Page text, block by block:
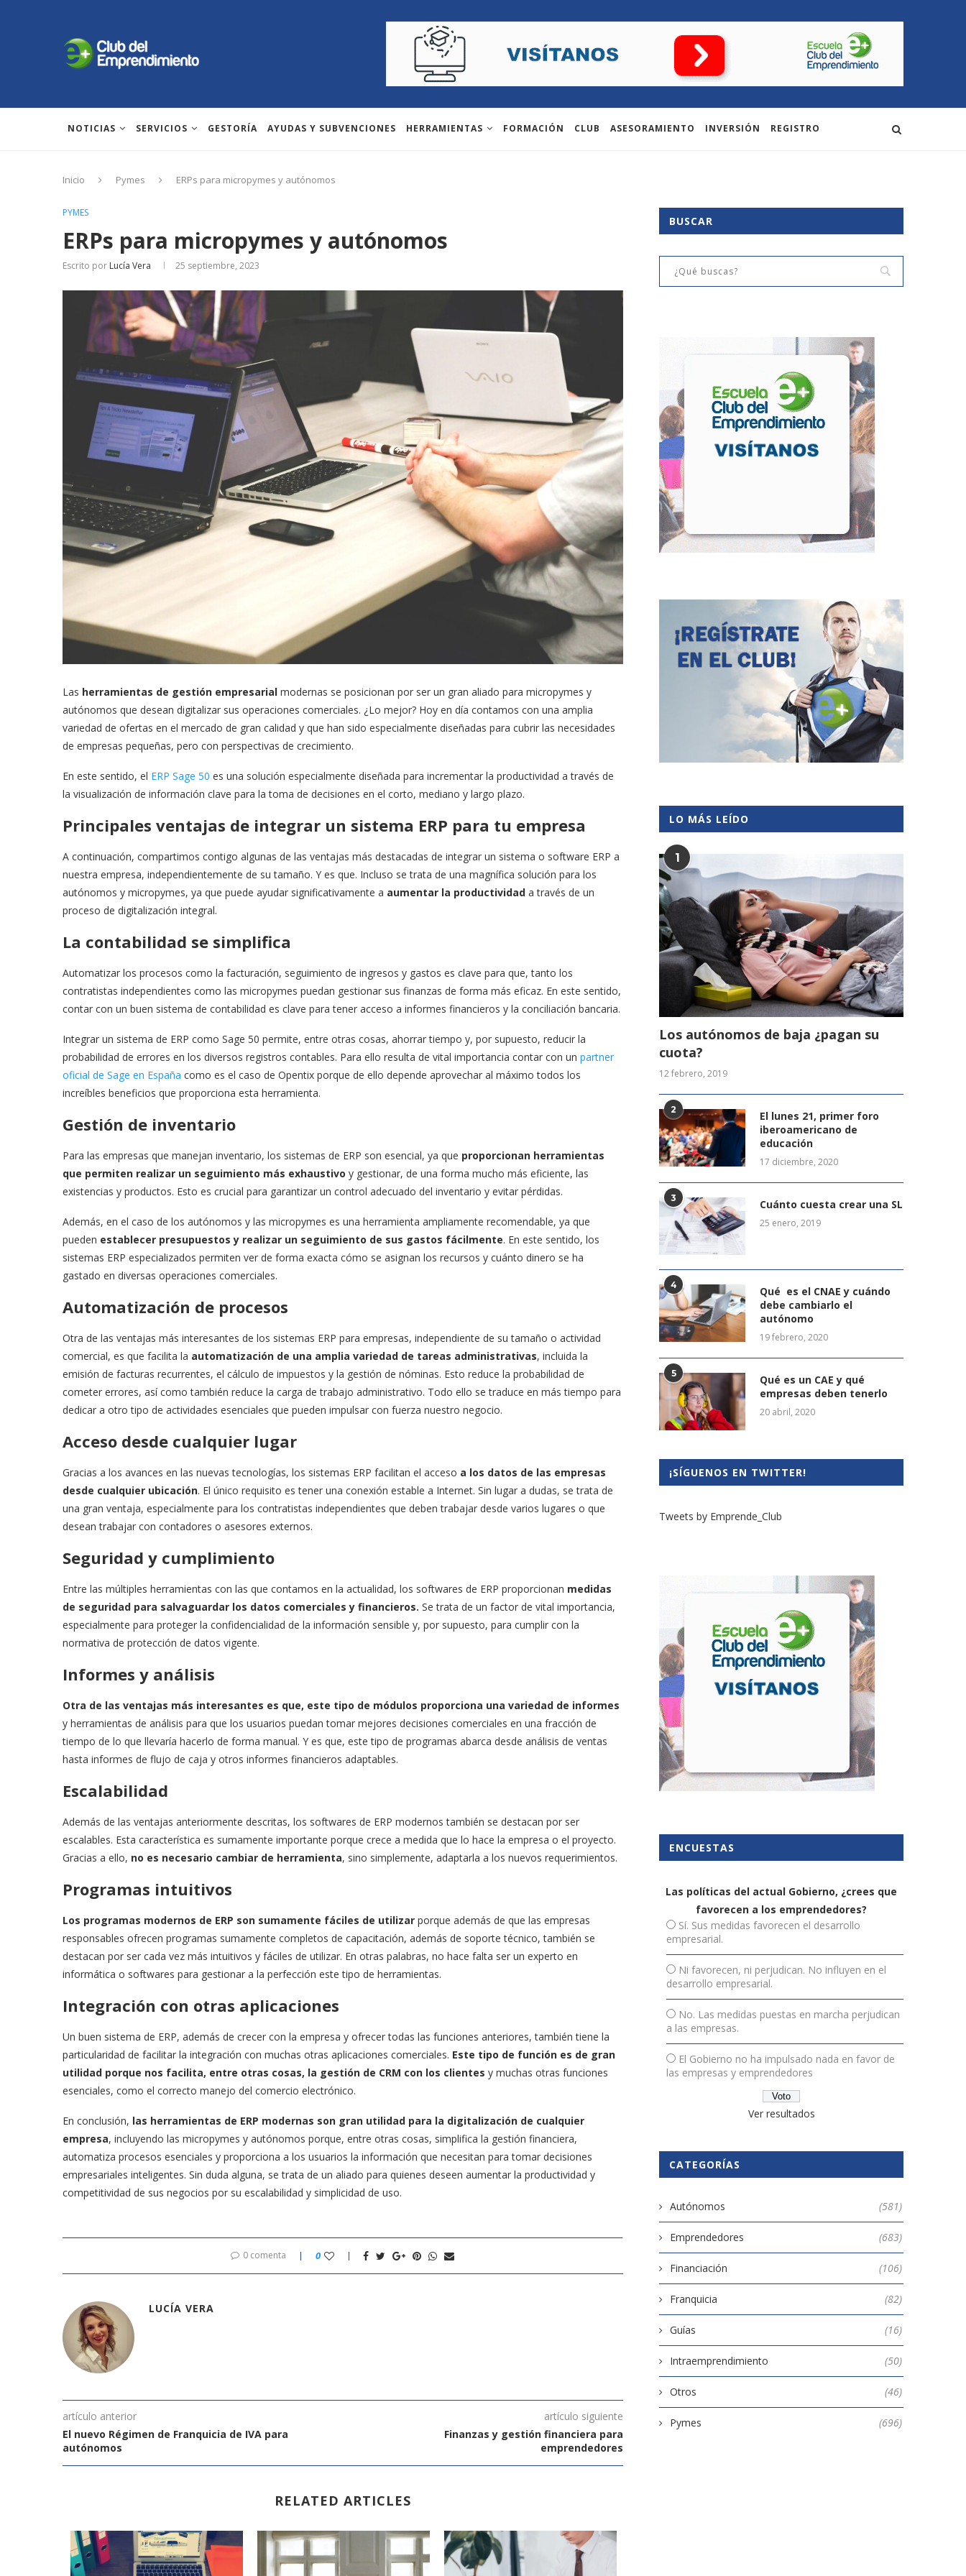
NOTICIAS SERVICIOS GESTORÍA AYUDAS Y SUBVENCIONES HERRAMIENTAS FORMACIÓN CLUB ASESORAMIENTO INVERSIÓN REGISTRO
Inicio Pymes ERPs para micropymes y autónomos
PYMES
ERPs para micropymes y autónomos
Escrito por Lucía Vera 25 septiembre, 2023
Las herramientas de gestión empresarial modernas se posicionan por ser un gran aliado para micropymes y
autónomos que desean digitalizar sus operaciones comerciales. ¿Lo mejor? Hoy en día contamos con una amplia
variedad de ofertas en el mercado de gran calidad y que han sido especialmente diseñadas para cubrir las necesidades
de empresas pequeñas, pero con perspectivas de crecimiento.
En este sentido, el ERP Sage 50 es una solución especialmente diseñada para incrementar la productividad a través de
la visualización de información clave para la toma de decisiones en el corto, mediano y largo plazo.
Principales ventajas de integrar un sistema ERP para tu empresa
A continuación, compartimos contigo algunas de las ventajas más destacadas de integrar un sistema o software ERP a
nuestra empresa, independientemente de su tamaño. Y es que. Incluso se trata de una magnífica solución para los
autónomos y micropymes, ya que puede ayudar significativamente a aumentar la productividad a través de un
proceso de digitalización integral.
La contabilidad se simplifica
Automatizar los procesos como la facturación, seguimiento de ingresos y gastos es clave para que, tanto los
contratistas independientes como las micropymes puedan gestionar sus finanzas de forma más eficaz. En este sentido,
contar con un buen sistema de contabilidad es clave para tener acceso a informes financieros y la conciliación bancaria.
Integrar un sistema de ERP como Sage 50 permite, entre otras cosas, ahorrar tiempo y, por supuesto, reducir la
probabilidad de errores en los diversos registros contables. Para ello resulta de vital importancia contar con un partner
oficial de Sage en España como es el caso de Opentix porque de ello depende aprovechar al máximo todos los
increíbles beneficios que proporciona esta herramienta.
Gestión de inventario
Para las empresas que manejan inventario, los sistemas de ERP son esencial, ya que proporcionan herramientas
que permiten realizar un seguimiento más exhaustivo y gestionar, de una forma mucho más eficiente, las
existencias y productos. Esto es crucial para garantizar un control adecuado del inventario y evitar pérdidas.
Además, en el caso de los autónomos y las micropymes es una herramienta ampliamente recomendable, ya que
pueden establecer presupuestos y realizar un seguimiento de sus gastos fácilmente. En este sentido, los
sistemas ERP especializados permiten ver de forma exacta cómo se asignan los recursos y cuánto dinero se ha
gastado en diversas operaciones comerciales.
Automatización de procesos
Otra de las ventajas más interesantes de los sistemas ERP para empresas, independiente de su tamaño o actividad
comercial, es que facilita la automatización de una amplia variedad de tareas administrativas, incluida la
emisión de facturas recurrentes, el cálculo de impuestos y la gestión de nóminas. Esto reduce la probabilidad de
cometer errores, así como también reduce la carga de trabajo administrativo. Todo ello se traduce en más tiempo para
dedicar a otro tipo de actividades esenciales que pueden impulsar con fuerza nuestro negocio.
Acceso desde cualquier lugar
Gracias a los avances en las nuevas tecnologías, los sistemas ERP facilitan el acceso a los datos de las empresas
desde cualquier ubicación. El único requisito es tener una conexión estable a Internet. Sin lugar a dudas, se trata de
una gran ventaja, especialmente para los contratistas independientes que deben trabajar desde varios lugares o que
desean trabajar con contadores o asesores externos.
Seguridad y cumplimiento
Entre las múltiples herramientas con las que contamos en la actualidad, los softwares de ERP proporcionan medidas
de seguridad para salvaguardar los datos comerciales y financieros. Se trata de un factor de vital importancia,
especialmente para proteger la confidencialidad de la información sensible y, por supuesto, para cumplir con la
normativa de protección de datos vigente.
Informes y análisis
Otra de las ventajas más interesantes es que, este tipo de módulos proporciona una variedad de informes
y herramientas de análisis para que los usuarios puedan tomar mejores decisiones comerciales en una fracción de
tiempo de lo que llevaría hacerlo de forma manual. Y es que, este tipo de programas abarca desde análisis de ventas
hasta informes de flujo de caja y otros informes financieros adaptables.
Escalabilidad
Además de las ventajas anteriormente descritas, los softwares de ERP modernos también se destacan por ser
escalables. Esta característica es sumamente importante porque crece a medida que lo hace la empresa o el proyecto.
Gracias a ello, no es necesario cambiar de herramienta, sino simplemente, adaptarla a los nuevos requerimientos.
Programas intuitivos
Los programas modernos de ERP son sumamente fáciles de utilizar porque además de que las empresas
responsables ofrecen programas sumamente completos de capacitación, además de soporte técnico, también se
destacan por ser cada vez más intuitivos y fáciles de utilizar. En otras palabras, no hace falta ser un experto en
informática o softwares para gestionar a la perfección este tipo de herramientas.
Integración con otras aplicaciones
Un buen sistema de ERP, además de crecer con la empresa y ofrecer todas las funciones anteriores, también tiene la
particularidad de facilitar la integración con muchas otras aplicaciones comerciales. Este tipo de función es de gran
utilidad porque nos facilita, entre otras cosas, la gestión de CRM con los clientes y muchas otras funciones
esenciales, como el correcto manejo del comercio electrónico.
En conclusión, las herramientas de ERP modernas son gran utilidad para la digitalización de cualquier
empresa, incluyendo las micropymes y autónomos porque, entre otras cosas, simplifica la gestión financiera,
automatiza procesos esenciales y proporciona a los usuarios la información que necesitan para tomar decisiones
empresariales inteligentes. Sin duda alguna, se trata de un aliado para quienes deseen aumentar la productividad y
competitividad de sus negocios por su escalabilidad y simplicidad de uso.
0 comenta 0
LUCÍA VERA
artículo anterior
El nuevo Régimen de Franquicia de IVA para
autónomos
artículo siguiente
Finanzas y gestión financiera para
emprendedores
RELATED ARTICLES
BUSCAR
LO MÁS LEÍDO
1
Los autónomos de baja ¿pagan su
cuota?
12 febrero, 2019
2
El lunes 21, primer foro
iberoamericano de
educación
17 diciembre, 2020
3 Cuánto cuesta crear una SL
25 enero, 2019
4
Qué es el CNAE y cuándo
debe cambiarlo el
autónomo
19 febrero, 2020
5
Qué es un CAE y qué
empresas deben tenerlo
20 abril, 2020
¡SÍGUENOS EN TWITTER!
Tweets by Emprende_Club
ENCUESTAS
Las políticas del actual Gobierno, ¿crees que
favorecen a los emprendedores?
Sí. Sus medidas favorecen el desarrollo
empresarial.
Ni favorecen, ni perjudican. No influyen en el
desarrollo empresarial.
No. Las medidas puestas en marcha perjudican
a las empresas.
El Gobierno no ha impulsado nada en favor de
las empresas y emprendedores
Ver resultados
CATEGORÍAS
Autónomos (581)
Emprendedores (683)
Financiación (106)
Franquicia (82)
Guías (16)
Intraemprendimiento (50)
Otros (46)
Pymes (696)